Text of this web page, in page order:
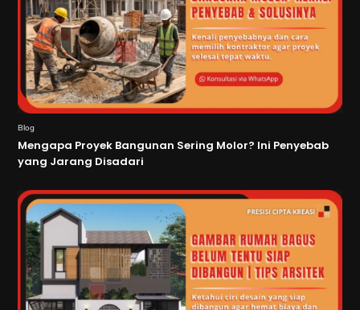
Blog
Mengapa Proyek Bangunan Sering Molor? Ini Penyebab
yang Jarang Disadari